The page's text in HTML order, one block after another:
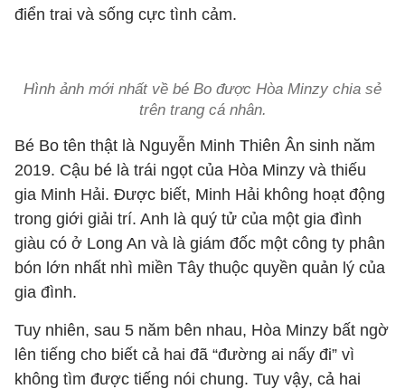
điển trai và sống cực tình cảm.
Hình ảnh mới nhất về bé Bo được Hòa Minzy chia sẻ
trên trang cá nhân.
Bé Bo tên thật là Nguyễn Minh Thiên Ân sinh năm
2019. Cậu bé là trái ngọt của Hòa Minzy và thiếu
gia Minh Hải. Được biết, Minh Hải không hoạt động
trong giới giải trí. Anh là quý tử của một gia đình
giàu có ở Long An và là giám đốc một công ty phân
bón lớn nhất nhì miền Tây thuộc quyền quản lý của
gia đình.
Tuy nhiên, sau 5 năm bên nhau, Hòa Minzy bất ngờ
lên tiếng cho biết cả hai đã “đường ai nấy đi” vì
không tìm được tiếng nói chung. Tuy vậy, cả hai